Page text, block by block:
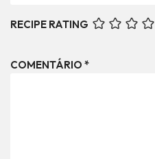
RECIPE RATING
COMENTÁRIO *